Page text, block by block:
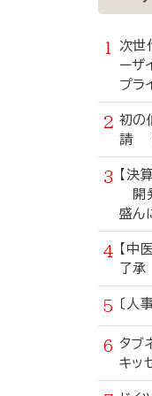
次世
ーザ
プラ
初の
請
【決
開
盛ん
【中
了
〔人
タブ
キッ